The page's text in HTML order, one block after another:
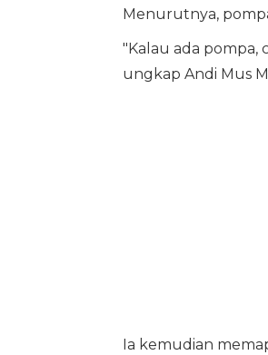
Menurutnya,
"Kalau ada pompa,
ungkap Andi Mus
Ia kemudian